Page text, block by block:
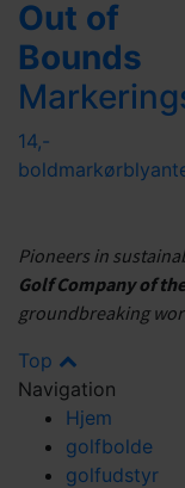
Out of
Bounds
14,-
boldmarkør
Pioneers in
Golf Company of
groundbreaking
Top
Navigation
Hjem
golfbolde
golfudstyr